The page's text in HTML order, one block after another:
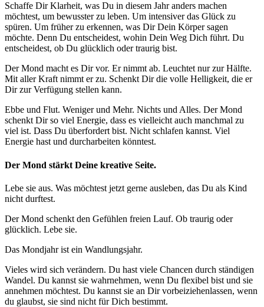
Schaffe Dir Klarheit, was Du in diesem Jahr anders machen
möchtest, um bewusster zu leben. Um intensiver das Glück zu
spüren. Um früher zu erkennen, was Dir Dein Körper sagen
möchte. Denn Du entscheidest, wohin Dein Weg Dich führt. Du
entscheidest, ob Du glücklich oder traurig bist.
Der Mond macht es Dir vor. Er nimmt ab. Leuchtet nur zur Hälfte.
Mit aller Kraft nimmt er zu. Schenkt Dir die volle Helligkeit, die er
Dir zur Verfügung stellen kann.
Ebbe und Flut. Weniger und Mehr. Nichts und Alles. Der Mond
schenkt Dir so viel Energie, dass es vielleicht auch manchmal zu
viel ist. Dass Du überfordert bist. Nicht schlafen kannst. Viel
Energie hast und durcharbeiten könntest.
Der Mond stärkt Deine kreative Seite.
Lebe sie aus. Was möchtest jetzt gerne ausleben, das Du als Kind
nicht durftest.
Der Mond schenkt den Gefühlen freien Lauf. Ob traurig oder
glücklich. Lebe sie.
Das Mondjahr ist ein Wandlungsjahr.
Vieles wird sich verändern. Du hast viele Chancen durch ständigen
Wandel. Du kannst sie wahrnehmen, wenn Du flexibel bist und sie
annehmen möchtest. Du kannst sie an Dir vorbeiziehenlassen, wenn
du glaubst, sie sind nicht für Dich bestimmt.